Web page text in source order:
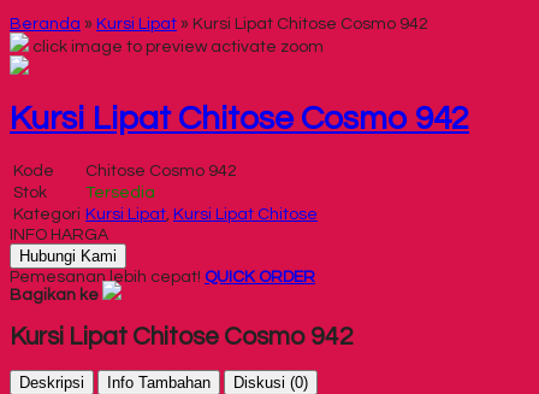
Beranda » Kursi Lipat » Kursi Lipat Chitose Cosmo 942
click image to preview activate zoom
Kursi Lipat Chitose Cosmo 942
Kode
Chitose Cosmo 942
Stok
Tersedia
Kategori Kursi Lipat Kursi Lipat Chitose
INFO HARGA
Hubungi Kami
Pemesanan lebih cepat! QUICK ORDER
Bagikan ke
Kursi Lipat Chitose Cosmo 942
Deskripsi Info Tambahan Diskusi (0)